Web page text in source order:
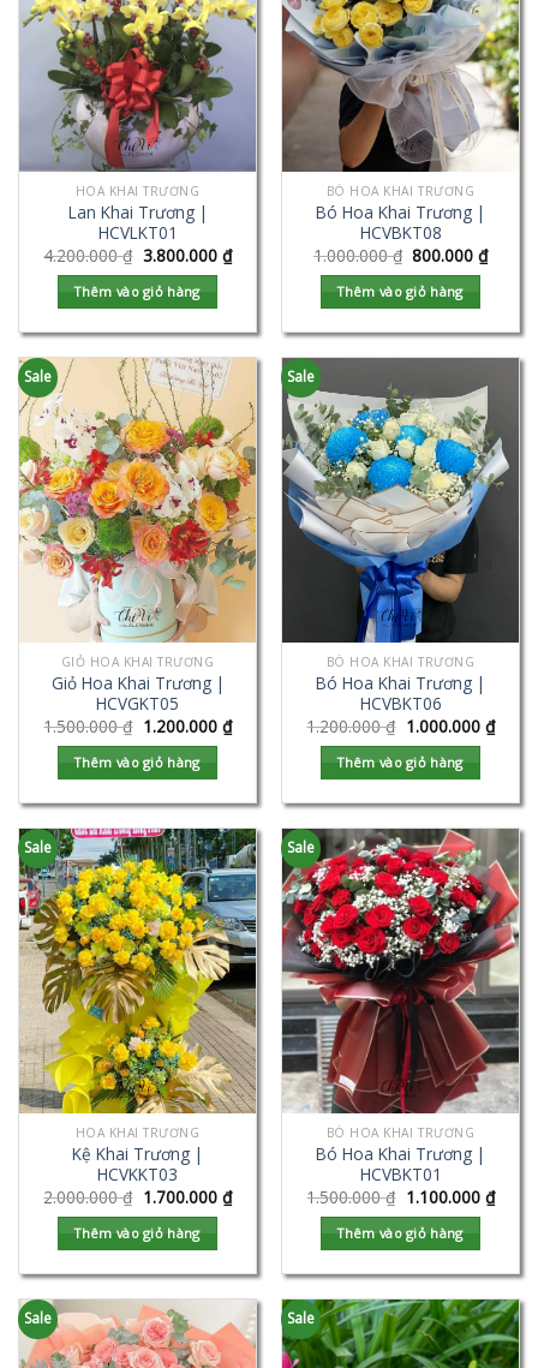
HOA KHAI TRƯƠNG
Lan Khai Trương |
HCVLKT01
4.200.000₫ 3.800.000 ₫
Thêm vào giỏ hàng
BÓ HOA KHAI TRƯƠNG
Bó Hoa Khai Trương |
HCVBKT08
1.000.000₫ 800.000₫
Thêm vào giỏ hàng
Sale
GIỎ HOA KHAI TRƯƠNG
Giỏ Hoa Khai Trương |
HCVGKT05
1.500.000₫ 1.200.000 ₫
Thêm vào giỏ hàng
Sale
BÓ HOA KHAI TRƯƠNG
Bó Hoa Khai Trương |
HCVBKT06
1.200.000₫ 1.000.000 ₫
Thêm vào giỏ hàng
Sale
HOA KHAI TRƯƠNG
Kệ Khai Trương |
HCVKKT03
2.000.000₫ 1.700.000 ₫
Thêm vào giỏ hàng
Sale
BÓ HOA KHAI TRƯƠNG
Bó Hoa Khai Trương |
HCVBKT01
1.500.000₫ 1.100.000 ₫
Thêm vào giỏ hàng
Sale Sale